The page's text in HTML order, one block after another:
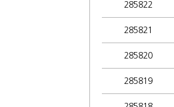
285822
285821
285820
285819